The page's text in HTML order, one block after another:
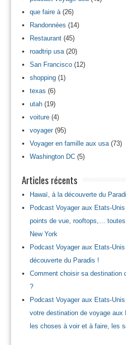
que faire à(26)
Randonnées (14)
Restaurant(45)
roadtrip usa(20)
San Francisco(12)
shopping(1)
texas (6)
utah(19)
voiture(4)
voyager(95)
Voyager en famille aux usa(73)
Washington DC(5)
Articles récents
Hawaï, à la découverte du
Podcast Voyager aux Etats-
points de vue, rooftops,…
New York
Podcast Voyager aux Etats-
découverte du Paradis !
Comment choisir sa destination
?
Podcast Voyager aux Etats-
votre destination de voyage aux
les choses à voir et à faire, les